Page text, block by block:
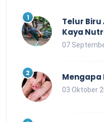
Telur Biru
Kaya
07
Mengapa
03 Oktober